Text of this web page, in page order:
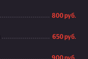
800 руб.
650 руб.